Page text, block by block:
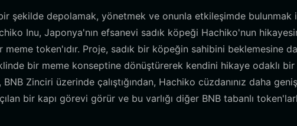
şekilde depolamak, yönetmek ve onunla etkileşimde bulunmak
Inu, Japonya'nın efsanevi sadık köpeği Hachiko'nun
token'ıdır. Proje, sadık bir köpeğin sahibini beklemesine
bir meme konseptine dönüştürerek kendini hikaye odaklı bir
Zinciri üzerinde çalıştığından, Hachiko cüzdanınız daha geniş
bir kapı görevi görür ve bu varlığı diğer BNB tabanlı